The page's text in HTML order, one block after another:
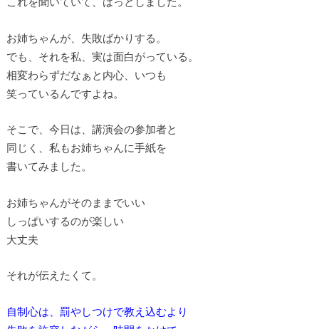
お姉ちゃんが、失敗ばかりする。
でも、それを私、実は面白がっている。
相変わらずだなぁと内心、いつも
笑っているんですよね。
そこで、今日は、講演会の参加者と
同じく、私もお姉ちゃんに手紙を
書いてみました。
お姉ちゃんがそのままでいい
しっぱいするのが楽しい
大丈夫
それが伝えたくて。
自制心は、罰やしつけで教え込むより